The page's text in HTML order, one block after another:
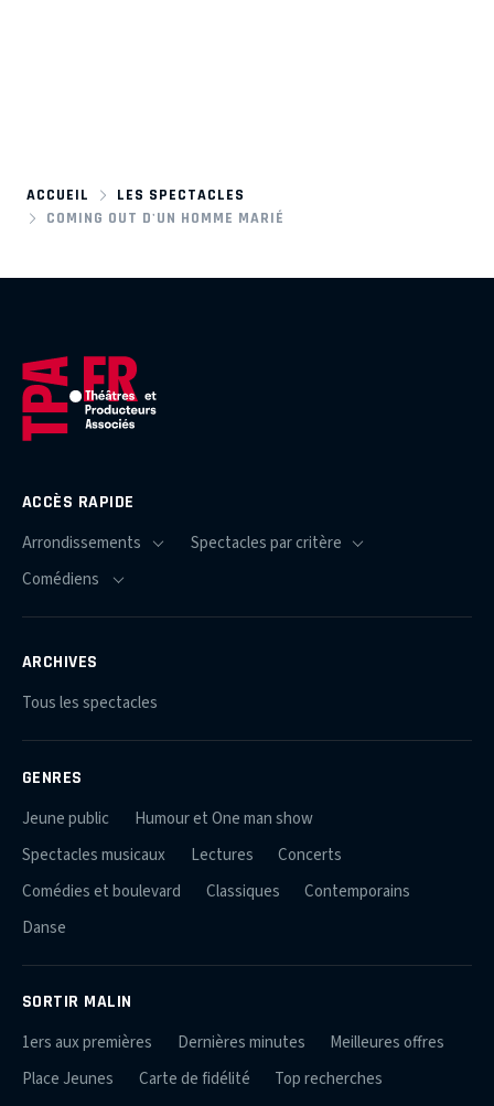
ACCUEIL
LES SPECTACLES
COMING OUT D'UN HOMME MARIÉ
ACCÈS RAPIDE
ARCHIVES
Tous les spectacles
GENRES
Jeune public
Humour et One man show
Spectacles musicaux
Lectures
Concerts
Comédies et boulevard
Classiques
Contemporains
Danse
SORTIR MALIN
1ers aux premières Dernières minutes
Meilleures offres
Place Jeunes
Carte de fidélité Top recherches